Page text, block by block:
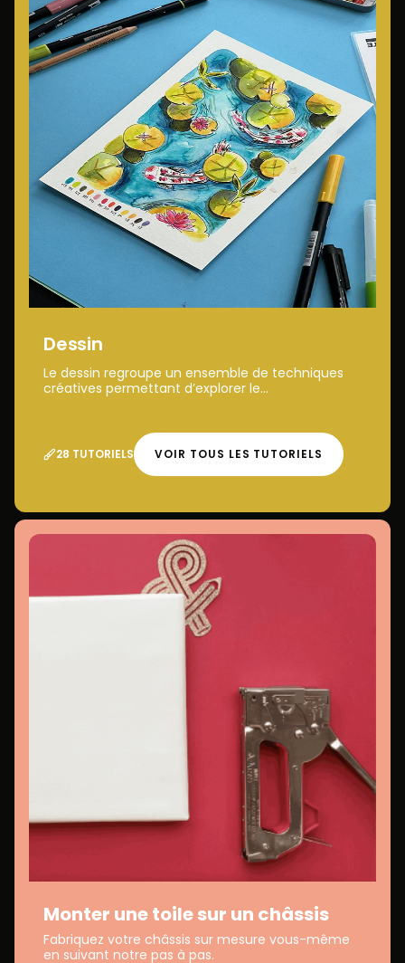
Dessin
Le dessin regroupe un ensemble de techniques
créatives permettant d’explorer le...
28 TUTORIELS VOIR TOUS LES TUTORIELS
Monter une toile sur un châssis
Fabriquez votre châssis sur mesure vous-même
en suivant notre pas à pas.